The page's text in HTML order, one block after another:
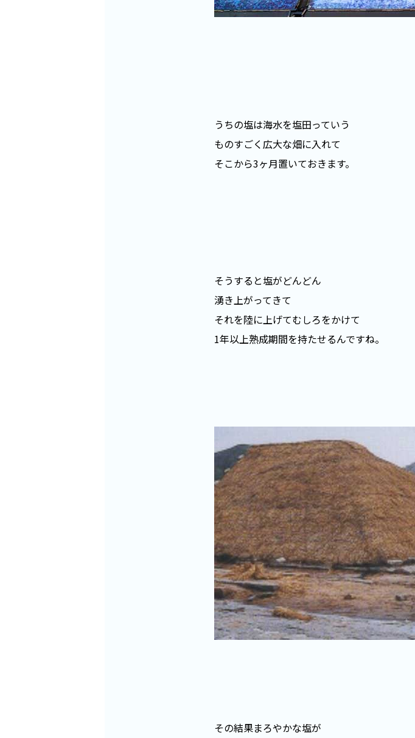
うちの塩は海水を塩田っていう
ものすごく広大な畑に入れて
そこから3ヶ月置いておきます。
そうすると塩がどんどん
湧き上がってきて
それを陸に上げてむしろをかけて
1年以上熟成期間を持たせるんですね。
その結果まろやかな塩が